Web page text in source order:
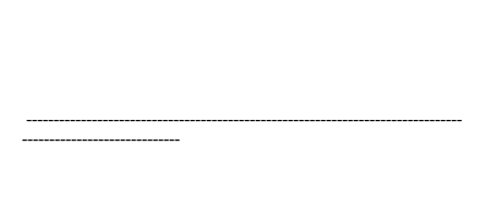
--------------------------------------------------------------------------------
-----------------------------